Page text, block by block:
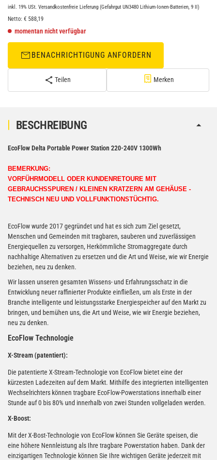
inkl. 19% USt. Versandkostenfreie Lieferung (Gefahrgut UN3480 Lithium-Ionen-Batterien, 9 II)
Netto: € 588,19
momentan nicht verfügbar
BENACHRICHTIGUNG ANFORDERN
Teilen Merken
BESCHREIBUNG
EcoFlow Delta Portable Power Station 220-240V 1300Wh
BEMERKUNG:
VORFÜHRMODELL ODER KUNDENRETOURE MIT
GEBRAUCHSSPUREN / KLEINEN KRATZERN AM GEHÄUSE -
TECHNISCH NEU UND VOLLFUNKTIONSTÜCHTIG.
EcoFlow wurde 2017 gegründet und hat es sich zum Ziel gesetzt,
Menschen und Gemeinden mit tragbaren, sauberen und zuverlässigen
Energiequellen zu versorgen, Herkömmliche Stromaggregate durch
nachhaltige Alternativen zu ersetzen und die Art und Weise, wie wir Energie
beziehen, neu zu denken.
Wir lassen unseren gesamten Wissens- und Erfahrungsschatz in die
Entwicklung neuer raffinierter Produkte einfließen, um als Erste in der
Branche intelligente und leistungsstarke Energiespeicher auf den Markt zu
bringen, und bemühen uns, die Art und Weise, wie wir Energie beziehen,
neu zu denken.
EcoFlow Technologie
X-Stream (patentiert):
Die patentierte X-Stream-Technologie von EcoFlow bietet eine der
kürzesten Ladezeiten auf dem Markt. Mithilfe des integrierten intelligenten
Wechselrichters können tragbare EcoFlow-Powerstations innerhalb einer
Stunde auf 0 bis 80% und innerhalb von zwei Stunden vollgeladen werden.
X-Boost:
Mit der X-Bost-Technologie von EcoFlow können Sie Geräte speisen, die
eine höhere Nennleistung als Ihre tragbare Powerstation haben. Dank der
einzigartigen Technologie können Sie Ihre wichtigen Geräte jederzeit mit